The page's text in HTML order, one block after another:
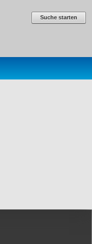
Suche starten